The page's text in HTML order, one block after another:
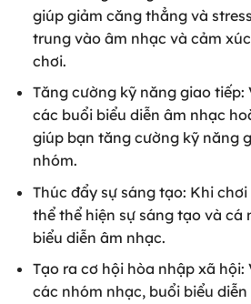
giúp giảm căng thẳng và
trung vào âm nhạc và cảm
chơi.
Tăng cường kỹ năng giao tiếp:
các buổi biểu diễn âm nhạc
giúp bạn tăng cường kỹ năng
nhóm.
Thúc đẩy sự sáng tạo: Khi
thể thể hiện sự sáng tạo và cá
biểu diễn âm nhạc.
Tạo ra cơ hội hòa nhập xã
các nhóm nhạc, buổi biểu